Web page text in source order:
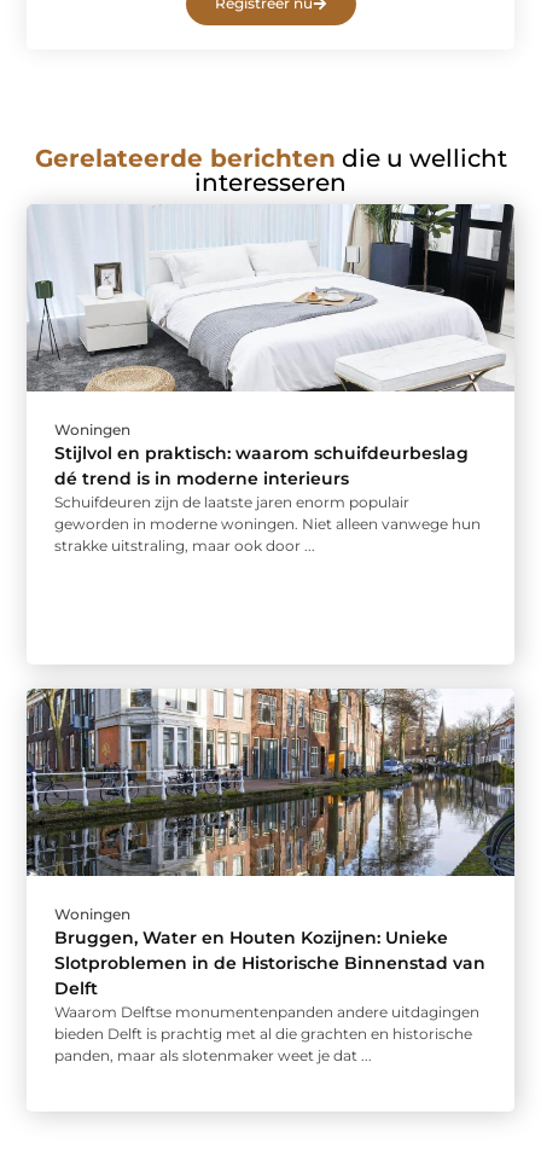
Gerelateerde berichten die u wellicht
interesseren
Woningen
Stijlvol en praktisch: waarom schuifdeurbeslag
dé trend is in moderne interieurs
Schuifdeuren zijn de laatste jaren enorm populair
geworden in moderne woningen. Niet alleen vanwege hun
strakke uitstraling, maar ook door ...
Woningen
Bruggen, Water en Houten Kozijnen: Unieke
Slotproblemen in de Historische Binnenstad van
Delft
Waarom Delftse monumentenpanden andere uitdagingen
bieden Delft is prachtig met al die grachten en historische
panden, maar als slotenmaker weet je dat ...